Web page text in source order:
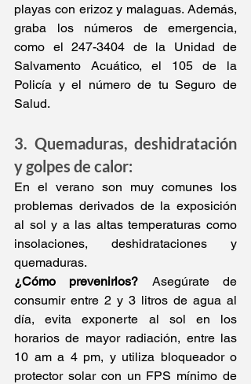
playas con erizoz y malaguas. Además,
graba los números de emergencia,
como el 247-3404 de la Unidad de
Salvamento Acuático, el 105 de la
Policía y el número de tu Seguro de
Salud.
3. Quemaduras, deshidratación
y golpes de calor:
En el verano son muy comunes los
problemas derivados de la exposición
al sol y a las altas temperaturas como
insolaciones, deshidrataciones y
quemaduras.
¿Cómo prevenirlos? Asegúrate de
consumir entre 2 y 3 litros de agua al
día, evita exponerte al sol en los
horarios de mayor radiación, entre las
10 am a 4 pm, y utiliza bloqueador o
protector solar con un FPS mínimo de